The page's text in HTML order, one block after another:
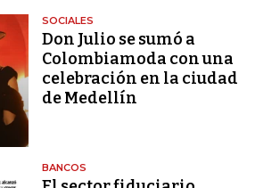
SOCIALES
Don Julio se sumó a
Colombiamoda con una
celebración en la ciudad
de Medellín
BANCOS